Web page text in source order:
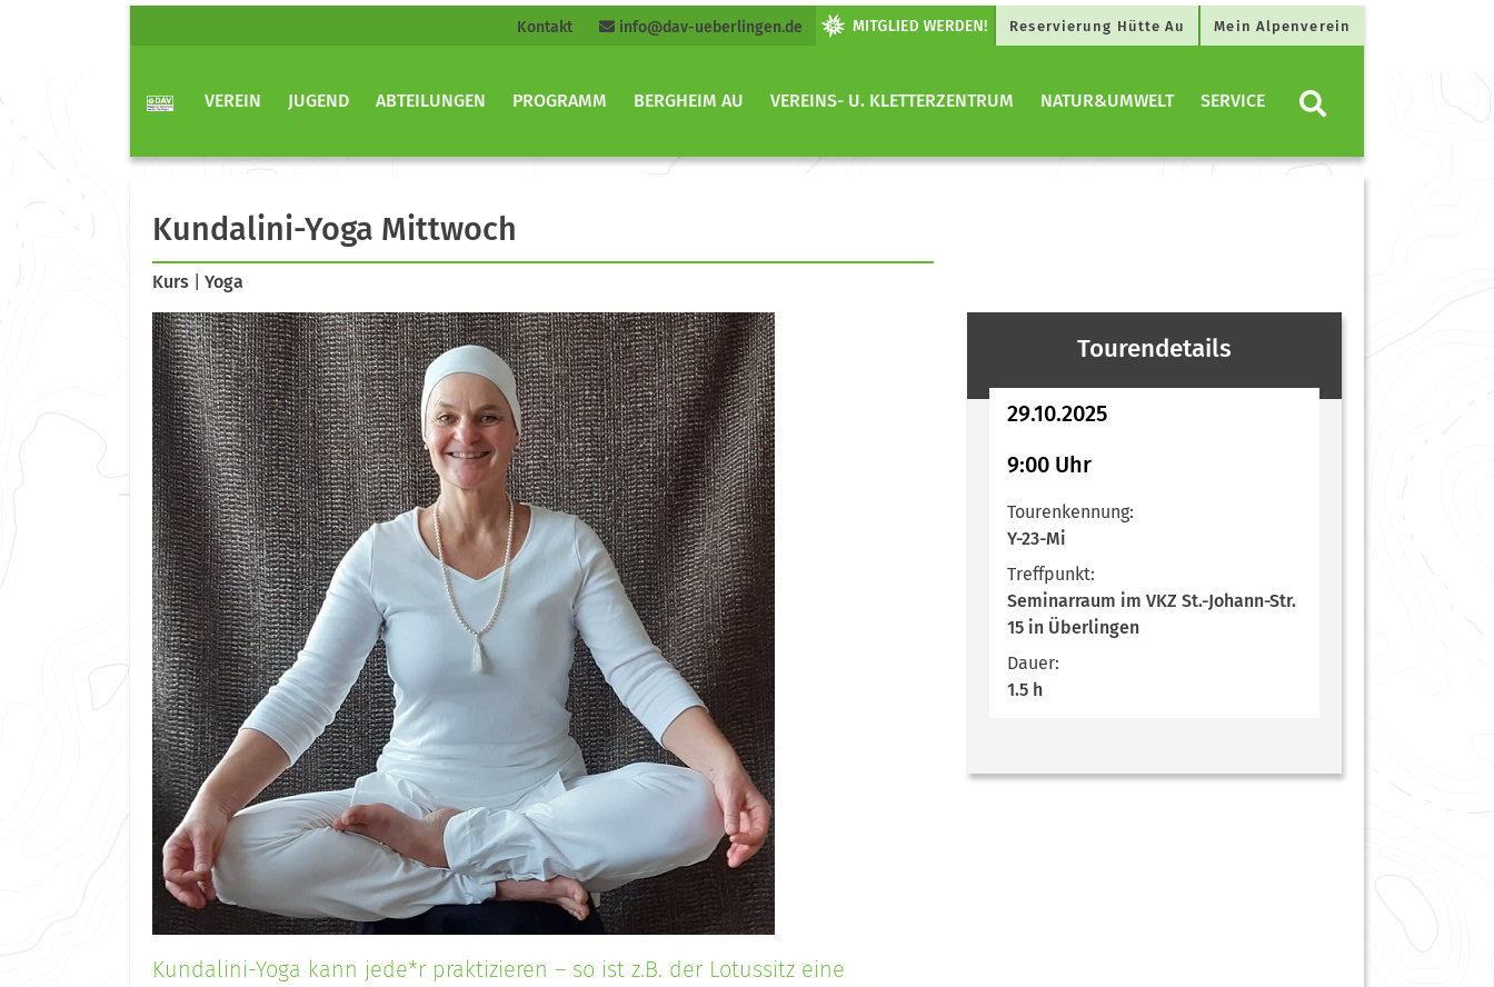
Kontakt info@dav-ueberlingen.de Reservierung Hütte Au Mein Alpenverein
VEREIN JUGEND ABTEILUNGEN PROGRAMM BERGHEIM AU VEREINS- U. KLETTERZENTRUM NATUR&UMWELT SERVICE
Kundalini-Yoga Mittwoch
Kurs Yoga
Kundalini-Yoga kann jede*r praktizieren – so ist z.B. der Lotussitz eine
Tourendetails
29.10.2025
9:00 Uhr
Tourenkennung:
Y-23-Mi
Treffpunkt:
Seminarraum im VKZ St.-Johann-Str.
15 in Überlingen
Dauer:
1.5 h